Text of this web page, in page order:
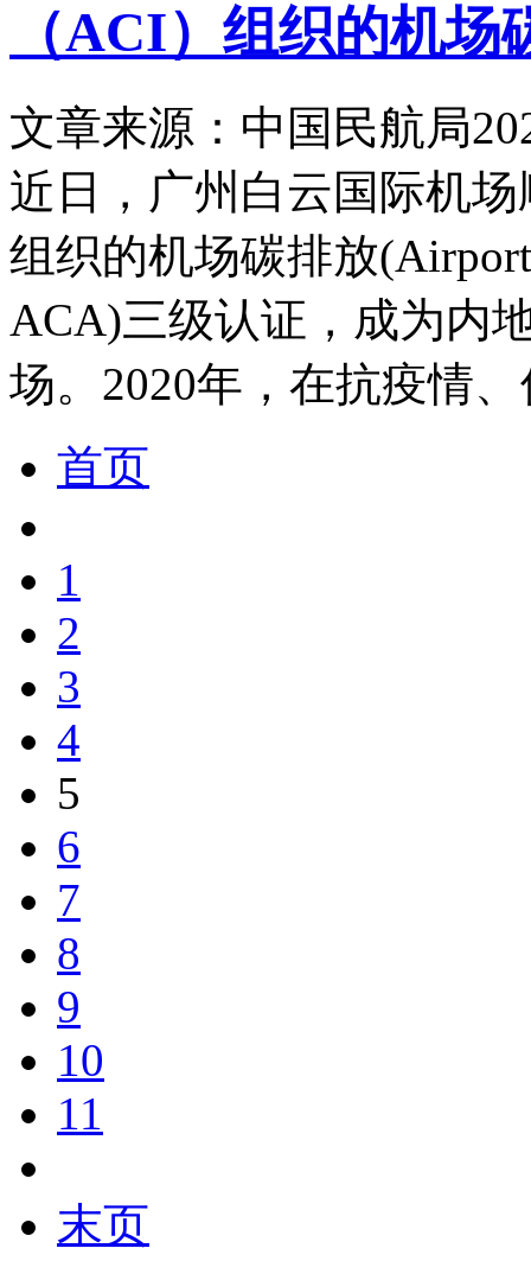
（ACI）组织的机
文章来源：中国民航局
近日，广州白云国际机
组织的机场碳排放
ACA)三级认证，成为内
场。2020年，在抗疫情
首页
1
2
3
4
5
6
7
8
9
10
11
末页